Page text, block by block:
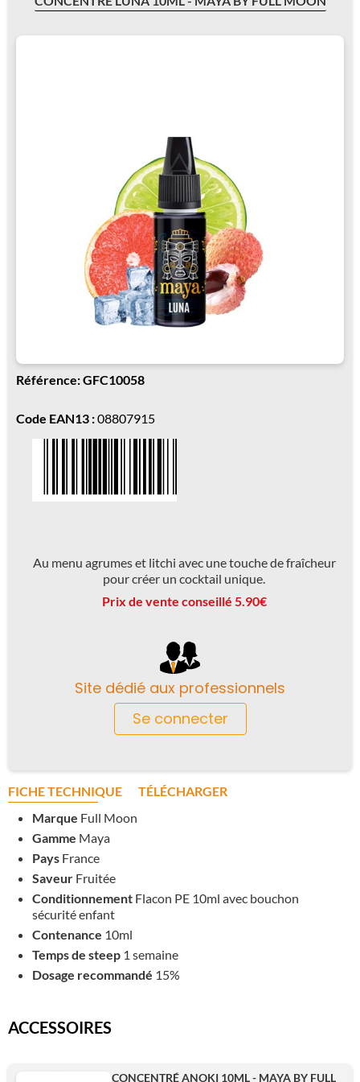
Référence: GFC10058
Code EAN13 :08807915
Au menu agrumes et litchi avec une touche de fraîcheur
pour créer un cocktail unique.
Prix ​​de vente conseillé 5.90€
Site dédié aux professionnels
Se connecter
FICHE TECHNIQUE
TÉLÉCHARGER
Marque Full Moon
Gamme Maya
Pays France
Saveur Fruitée
Conditionnement Flacon PE 10ml avec bouchon
sécurité enfant
Contenance 10ml
Temps de steep 1 semaine
Dosage recommandé 15%
ACCESSOIRES
CONCENTRÉ ANOKI 10ML - MAYA BY FULL